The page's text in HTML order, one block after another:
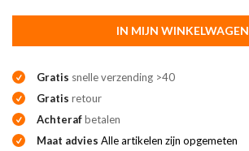
IN MIJN WINKELWAGEN
Gratis snelle verzending >40
Gratis retour
Achterafbetalen
Maat advies Alle artikelen zijn opgemeten